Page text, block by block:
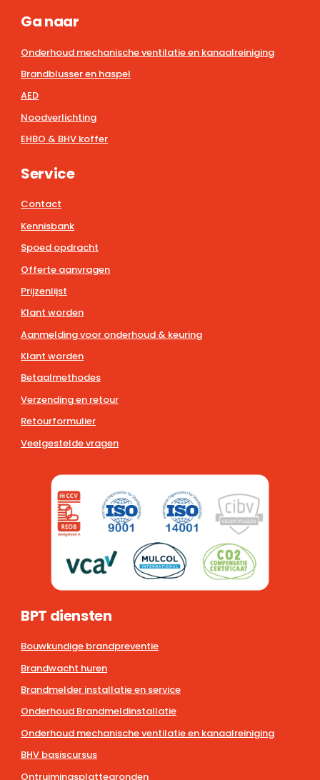
Ga naar
Onderhoud mechanische ventilatie en kanaalreiniging
Brandblusser en haspel
AED
Noodverlichting
EHBO & BHV koffer
Service
Contact
Kennisbank
Spoed opdracht
Offerte aanvragen
Prijzenlijst
Klant worden
Aanmelding voor onderhoud & keuring
Klant worden
Betaalmethodes
Verzending en retour
Retourformulier
Veelgestelde vragen
BPT diensten
Bouwkundige brandpreventie
Brandwacht huren
Brandmelder installatie en service
Onderhoud Brandmeldinstallatie
Onderhoud mechanische ventilatie en kanaalreiniging
BHV basiscursus
Ontruimingsplattegronden